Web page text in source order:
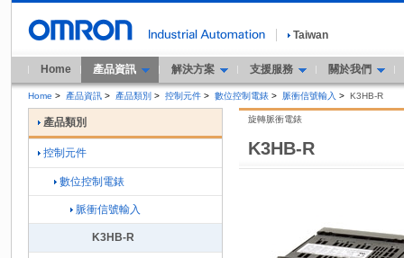
Taiwan
Home 產品資訊 解決方案 支援服務 關於我們
Home > 產品資訊 > 產品類別 > 控制元件 > 數位控制電錶 > 脈衝信號輸入 > K3HB-R
K3HB-R
旋轉脈衝電錶
產品類別
控制元件
數位控制電錶
脈衝信號輸入
K3HB-R